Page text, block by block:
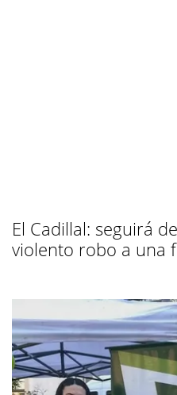
El Cadillal: seguirá
violento robo a una